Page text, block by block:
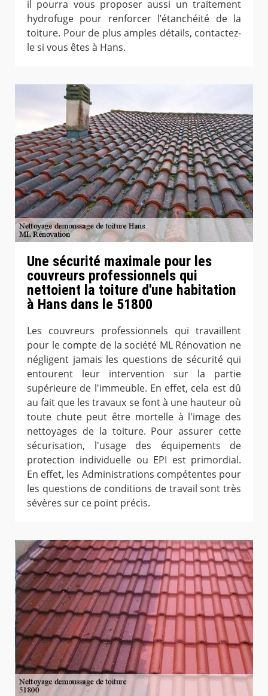
il pourra vous proposer aussi un traitement
hydrofuge pour renforcer l’étanchéité de la
toiture. Pour de plus amples détails, contactez-
le si vous êtes à Hans.
Une sécurité maximale pour les
couvreurs professionnels qui
nettoient la toiture d'une habitation
à Hans dans le 51800
Les couvreurs professionnels qui travaillent
pour le compte de la société ML Rénovation ne
négligent jamais les questions de sécurité qui
entourent leur intervention sur la partie
supérieure de l'immeuble. En effet, cela est dû
au fait que les travaux se font à une hauteur où
toute chute peut être mortelle à l'image des
nettoyages de la toiture. Pour assurer cette
sécurisation, l'usage des équipements de
protection individuelle ou EPI est primordial.
En effet, les Administrations compétentes pour
les questions de conditions de travail sont très
sévères sur ce point précis.